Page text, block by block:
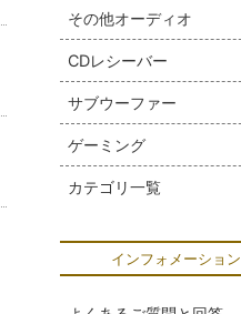
その他オーディオ
CDレシーバー
サブウーファー
ゲーミング
カテゴリ一覧
インフォメーション